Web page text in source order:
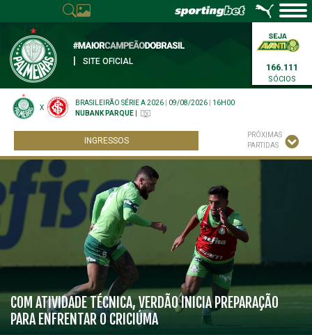
SITE OFICIAL
166.111
SÓCIOS
X
BRASILEIRÃO SÉRIE A 2026 09/08/2026
16H00
NUBANK PARQUE
INGRESSOS
PRÓXIMAS
PARTIDAS
COM ATIVIDADE TÉCNICA, VERDÃO INICIA PREPARAÇÃO
PARA ENFRENTAR O CRICIÚMA